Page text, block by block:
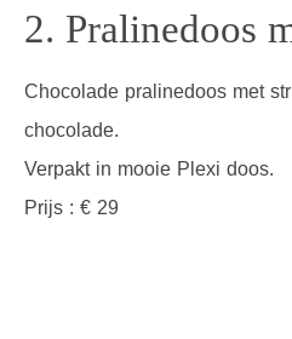
2. Pralinedoos
Chocolade pralinedoos met
chocolade.
Verpakt in mooie Plexi doos.
Prijs : € 29